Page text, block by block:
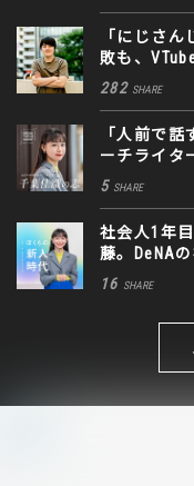
「にじさ
敗も、
282 SHARE
「人前で
ーチライタ
に込めた思い
5 SHARE
社会人1年
藤。DeNA
生きる道
16 SHARE